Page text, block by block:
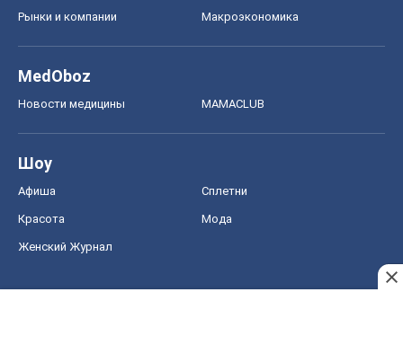
Рынки и компании Mакроэкономика
MedOboz
Новости медицины MAMACLUB
Шоу
Афиша Сплетни
Красота Мода
Женский Журнал